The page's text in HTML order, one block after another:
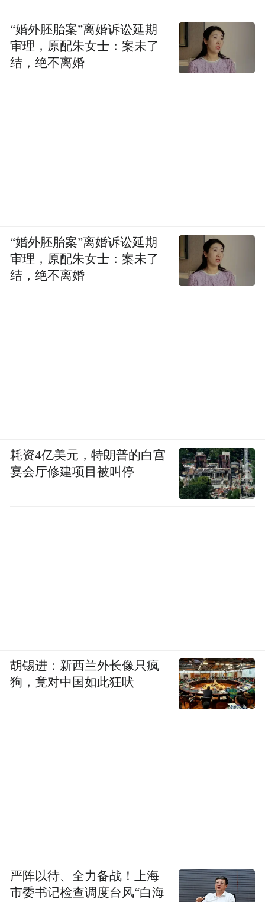
“婚外胚胎案”离婚诉讼延期
审理，原配朱女士：案未了
结，绝不离婚
“婚外胚胎案”离婚诉讼延期
审理，原配朱女士：案未了
结，绝不离婚
耗资4亿美元，特朗普的白宫
宴会厅修建项目被叫停
胡锡进：新西兰外长像只疯
狗，竟对中国如此狂吠
严阵以待、全力备战！上海
市委书记检查调度台风“白海